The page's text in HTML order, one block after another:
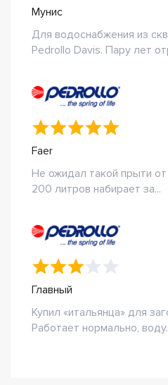
Мунис
Для водоснабжения из
Pedrollo Davis. Пару лет
Faer
Не ожидал такой прыти от
200 литров набирает за...
Главный
Купил «итальянца» для
Работает нормально,